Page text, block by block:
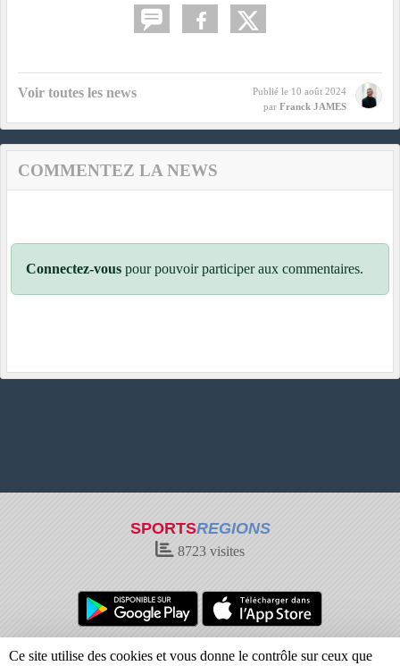
Voir toutes les news Publié le 10 août 2024
par Franck JAMES
COMMENTEZ LA NEWS
Connectez-vous pour pouvoir participer aux commentaires.
SPORTSREGIONS
8723 visites
Charte cookies
Gestion des cookies
Ce site utilise des cookies et vous donne le contrôle sur ceux que